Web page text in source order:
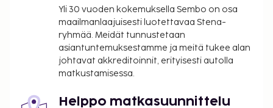
Yli 30 vuoden kokemuksella Sembo on osa
maailmanlaajuisesti luotettavaa Stena-
ryhmää. Meidät tunnustetaan
asiantuntemuksestamme ja meitä tukee alan
johtavat akkreditoinnit, erityisesti autolla
matkustamisessa.
Helppo matkasuunnittelu